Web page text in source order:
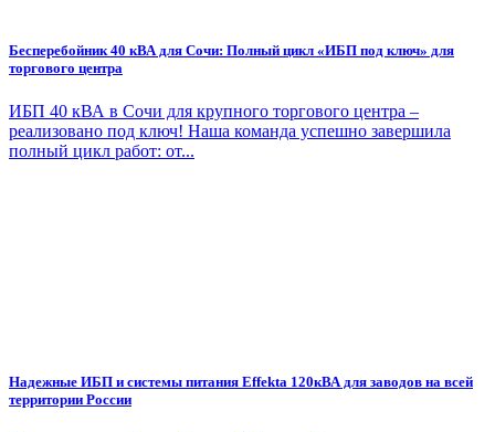
Бесперебойник 40 кВА для Сочи: Полный цикл «ИБП под ключ» для
торгового центра
ИБП 40 кВА в Сочи для крупного торгового центра –
реализовано под ключ! Наша команда успешно завершила
полный цикл работ: от...
Надежные ИБП и системы питания Effekta 120кВА для заводов на всей
территории России